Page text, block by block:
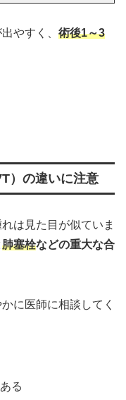
やすく、 術後1～3
）の違いに注意
は見た目が似ていま
肺塞栓などの重大な合
に医師に相談してく
る